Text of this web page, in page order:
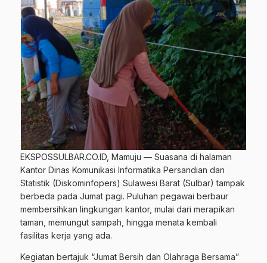
EKSPOSSULBAR.CO.ID, Mamuju — Suasana di halaman
Kantor Dinas Komunikasi Informatika Persandian dan
Statistik (Diskominfopers) Sulawesi Barat (Sulbar) tampak
berbeda pada Jumat pagi. Puluhan pegawai berbaur
membersihkan lingkungan kantor, mulai dari merapikan
taman, memungut sampah, hingga menata kembali
fasilitas kerja yang ada.
Kegiatan bertajuk “Jumat Bersih dan Olahraga Bersama”